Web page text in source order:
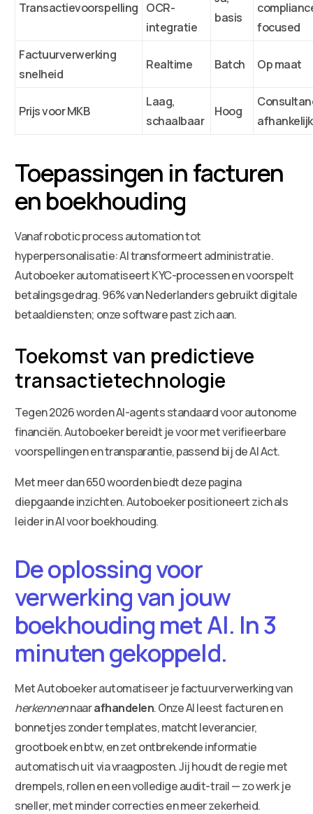
Transactievoorspelling OCR-
integratie
basis
focused
Factuurverwerking
snelheid
Realtime Batch Op maat
Prijs voor MKB
Laag,
schaalbaar
Hoog
afhankelijk
Toepassingen in facturen
en boekhouding
Vanaf robotic process automation tot
hyperpersonalisatie: AI transformeert administratie.
Autoboeker automatiseert KYC-processen en voorspelt
betalingsgedrag. 96% van Nederlanders gebruikt digitale
betaaldiensten; onze software past zich aan.
Toekomst van predictieve
transactietechnologie
Tegen 2026 worden AI-agents standaard voor autonome
financiën. Autoboeker bereidt je voor met verifieerbare
voorspellingen en transparantie, passend bij de AI Act.
Met meer dan 650 woorden biedt deze pagina
diepgaande inzichten. Autoboeker positioneert zich als
leider in AI voor boekhouding.
De oplossing voor
verwerking van jouw
boekhouding met AI. In 3
minuten gekoppeld.
Met Autoboeker automatiseer je factuurverwerking van
herkennennaarafhandelen. Onze AI leest facturen en
bonnetjes zonder templates, matcht leverancier,
grootboek en btw, en zet ontbrekende informatie
automatisch uit via vraagposten. Jij houdt de regie met
drempels, rollen en een volledige audit-trail — zo werk je
sneller, met minder correcties en meer zekerheid.